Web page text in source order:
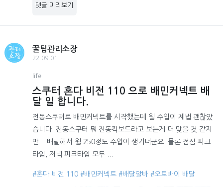
댓글 미리보기
꿀팁관리소장
22.09.01
life
스쿠터 혼다 비전 110 으로 배민커넥트 배
달 일 합니다.
전동스쿠터로 배민커넥트를 시작했는데 월 수입이 제법 괜찮았
습니다. 전동스쿠터 뭐 전동킥보드라고 보는게 더 맞을 것 같지
만... 배달해서 월 250정도 수입이 생기더군요. 물론 점심 피크
타임, 저녁 피크타임 모두 ...
#혼다 비전 110 #배민커넥트 #배달알바 #오토바이 배달